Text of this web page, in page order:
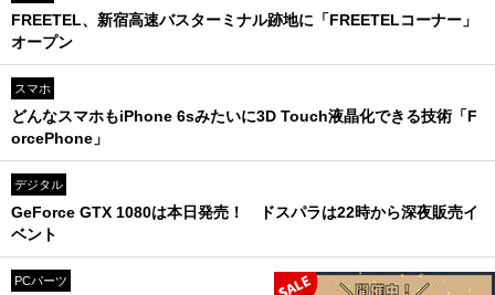
FREETEL、新宿高速バスターミナル跡地に「FREETELコーナー」
オープン
スマホ
どんなスマホもiPhone 6sみたいに3D Touch液晶化できる技術「F
orcePhone」
デジタル
GeForce GTX 1080は本日発売！ ドスパラは22時から深夜販売イ
ベント
PCパーツ